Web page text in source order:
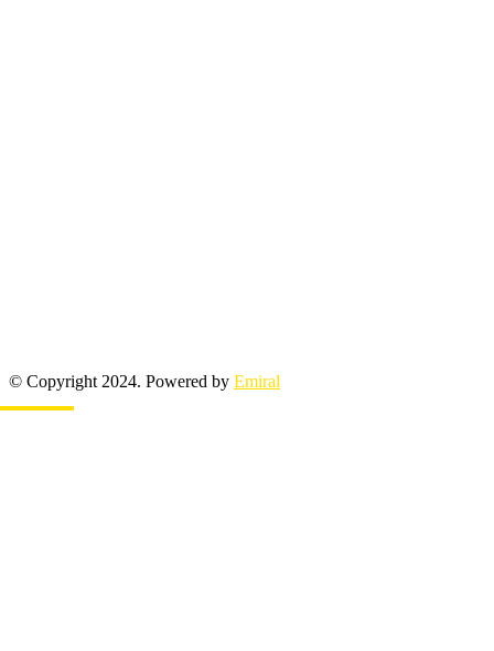
© Copyright 2024. Powered by Emiral